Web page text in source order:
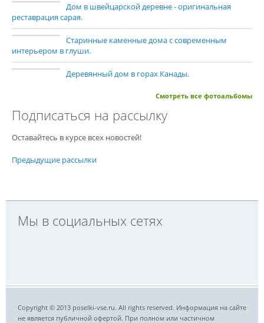
Дом в швейцарской деревне - оригинальная
реставрация сарая.
Старинные каменные дома с современным
интерьером в глуши.
Деревянный дом в горах Канады.
Смотреть все фотоальбомы
Подписаться на рассылку
Оставайтесь в курсе всех новостей!
Предыдущие рассылки
Мы в социальных сетях
Copyright © 2013 poselki-vse.ru. All rights reserved. Информация на сайте
не является публичной офертой. При полном или частичном